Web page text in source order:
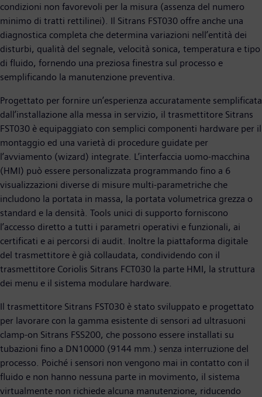
condizioni non favorevoli per la misura (assenza del numero
minimo di tratti rettilinei). Il Sitrans FST030 offre anche una
diagnostica completa che determina variazioni nell’entità dei
disturbi, qualità del segnale, velocità sonica, temperatura e tipo
di fluido, fornendo una preziosa finestra sul processo e
semplificando la manutenzione preventiva.
Progettato per fornire un’esperienza accuratamente semplificata
dall’installazione alla messa in servizio, il trasmettitore Sitrans
FST030 è equipaggiato con semplici componenti hardware per il
montaggio ed una varietà di procedure guidate per
l’avviamento (wizard) integrate. L’interfaccia uomo-macchina
(HMI) può essere personalizzata programmando fino a 6
visualizzazioni diverse di misure multi-parametriche che
includono la portata in massa, la portata volumetrica grezza o
standard e la densità. Tools unici di supporto forniscono
l’accesso diretto a tutti i parametri operativi e funzionali, ai
certificati e ai percorsi di audit. Inoltre la piattaforma digitale
del trasmettitore è già collaudata, condividendo con il
trasmettitore Coriolis Sitrans FCT030 la parte HMI, la struttura
dei menu e il sistema modulare hardware.
Il trasmettitore Sitrans FST030 è stato sviluppato e progettato
per lavorare con la gamma esistente di sensori ad ultrasuoni
clamp-on Sitrans FSS200, che possono essere installati su
tubazioni fino a DN10000 (9144 mm.) senza interruzione del
processo. Poiché i sensori non vengono mai in contatto con il
fluido e non hanno nessuna parte in movimento, il sistema
virtualmente non richiede alcuna manutenzione, riducendo